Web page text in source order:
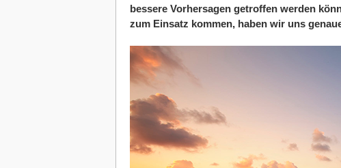
bessere Vorhersagen getroffen werden
zum Einsatz kommen, haben wir uns